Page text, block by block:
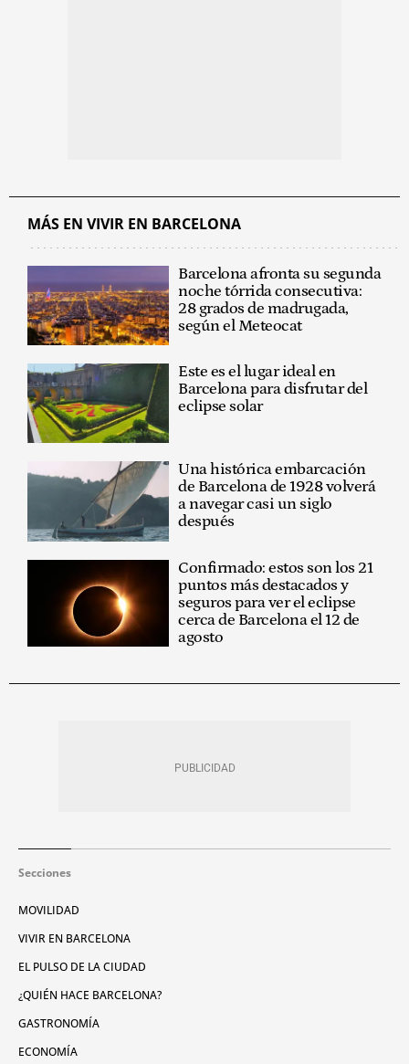
MÁS EN VIVIR EN BARCELONA
Barcelona afronta su segunda
noche tórrida consecutiva:
28 grados de madrugada,
según el Meteocat
Este es el lugar ideal en
Barcelona para disfrutar del
eclipse solar
Una histórica embarcación
de Barcelona de 1928 volverá
a navegar casi un siglo
después
Confirmado: estos son los 21
puntos más destacados y
seguros para ver el eclipse
cerca de Barcelona el 12 de
agosto
Secciones
MOVILIDAD
VIVIR EN BARCELONA
EL PULSO DE LA CIUDAD
¿QUIÉN HACE BARCELONA?
GASTRONOMÍA
ECONOMÍA